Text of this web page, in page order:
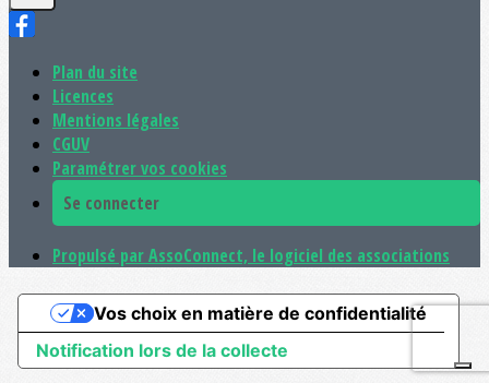
Plan du site
Licences
Mentions légales
CGUV
Paramétrer vos cookies
Se connecter
Propulsé par AssoConnect, le logiciel des associations
Notification lors de la collecte
Vos choix en matière de confidentialité